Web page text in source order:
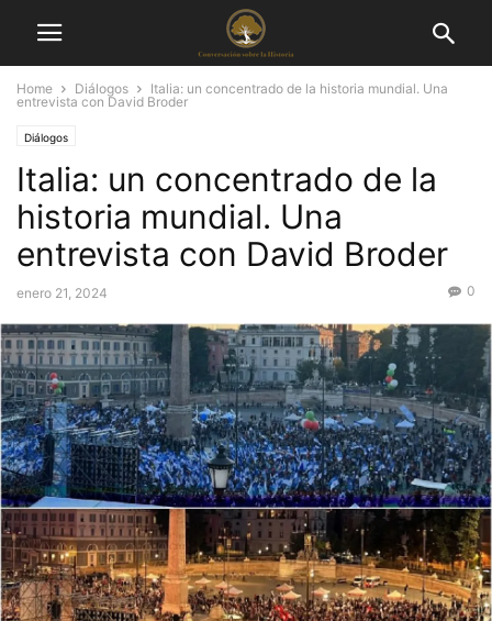
Home Diálogos
Italia: un concentrado de la historia mundial. Una
entrevista con David Broder
Diálogos
Italia: un concentrado de la
historia mundial. Una
entrevista con David Broder
enero 21, 2024 0